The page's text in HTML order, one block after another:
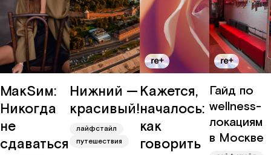
МакSим:
Никогда
не
сдаваться
Нижний —
красивый!
лайфстайл
путешествия
Кажется,
началось:
как
говорить
Гайд по
wellness-
локациям
в Москве